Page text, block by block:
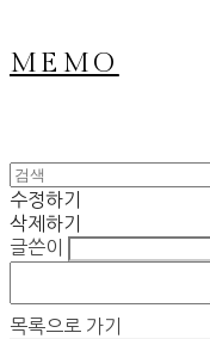
MEMO
수정하기
삭제하기
글쓴이
목록으로 가기